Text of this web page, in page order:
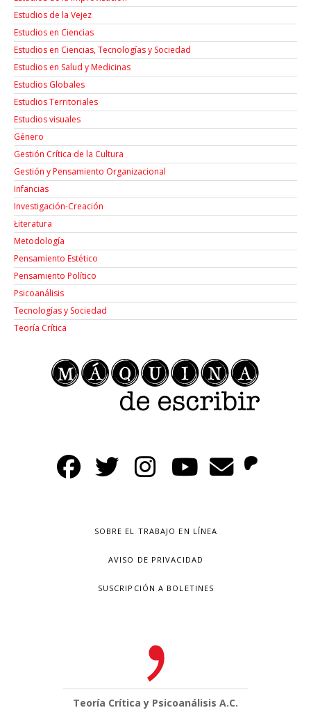
Estudios de la Vejez
Estudios en Ciencias
Estudios en Ciencias, Tecnologías y Sociedad
Estudios en Salud y Medicinas
Estudios Globales
Estudios Territoriales
Estudios visuales
Género
Gestión Crítica de la Cultura
Gestión y Pensamiento Organizacional
Infancias
Investigación-Creación
Łiteratura
Metodología
Pensamiento Estético
Pensamiento Político
Psicoanálisis
Tecnologías y Sociedad
Teoría Crítica
SOBRE EL TRABAJO EN LÍNEA
AVISO DE PRIVACIDAD
SUSCRIPCIÓN A BOLETINES
Teoría Crítica y Psicoanálisis A.C.